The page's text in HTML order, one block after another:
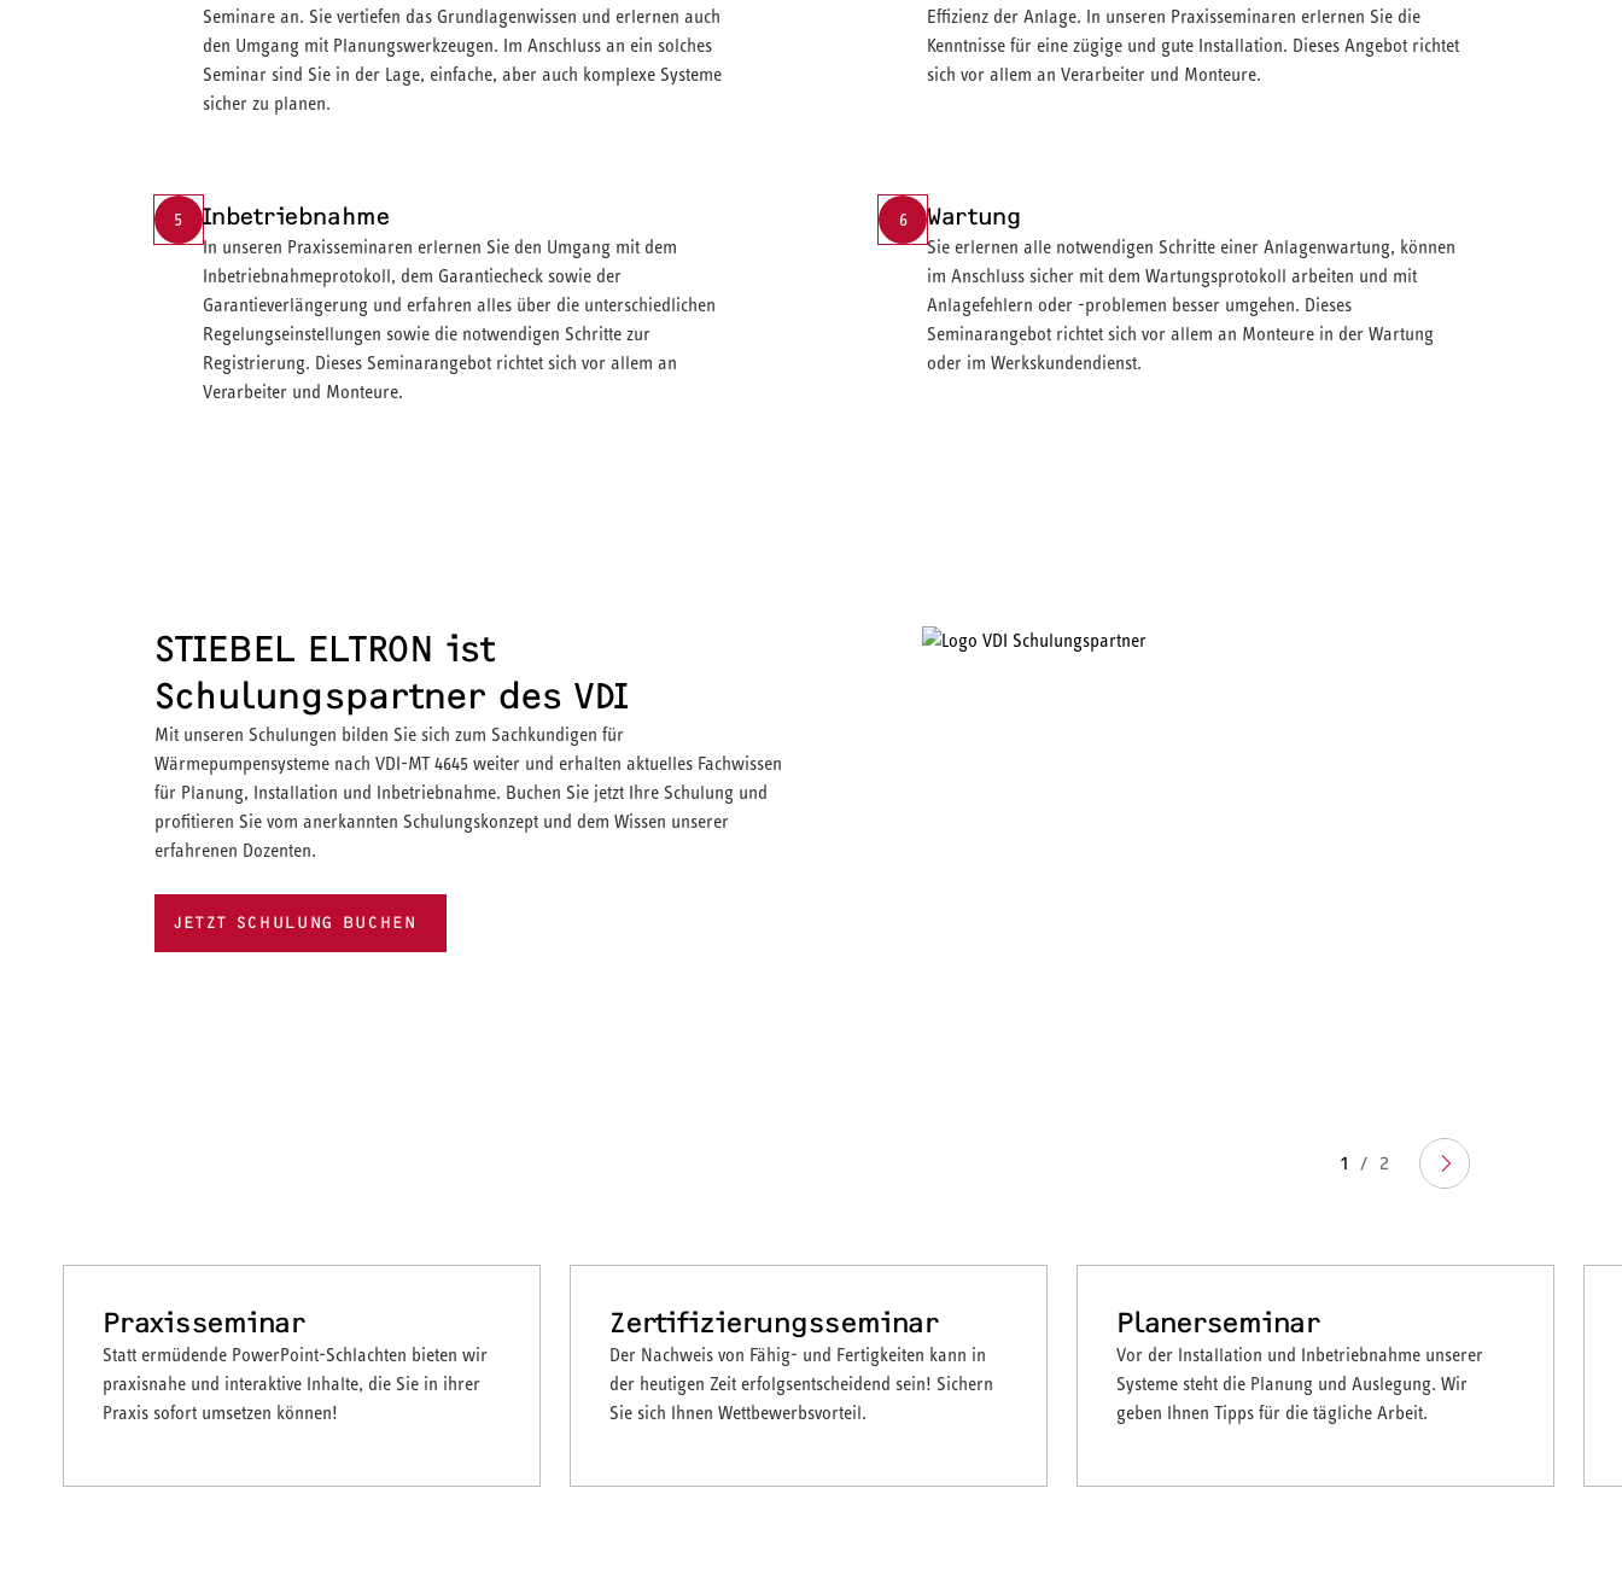
Seminare an. Sie vertiefen das Grundlagenwissen und erlernen auch
den Umgang mit Planungswerkzeugen. Im Anschluss an ein solches
Seminar sind Sie in der Lage, einfache, aber auch komplexe Systeme
sicher zu planen.
Effizienz der Anlage. In unseren Praxisseminaren erlernen Sie die
Kenntnisse für eine zügige und gute Installation. Dieses Angebot richtet
sich vor allem an Verarbeiter und Monteure.
5 Inbetriebnahme
In unseren Praxisseminaren erlernen Sie den Umgang mit dem
Inbetriebnahmeprotokoll, dem Garantiecheck sowie der
Garantieverlängerung und erfahren alles über die unterschiedlichen
Regelungseinstellungen sowie die notwendigen Schritte zur
Registrierung. Dieses Seminarangebot richtet sich vor allem an
Verarbeiter und Monteure.
6 Wartung
Sie erlernen alle notwendigen Schritte einer Anlagenwartung, können
im Anschluss sicher mit dem Wartungsprotokoll arbeiten und mit
Anlagefehlern oder -problemen besser umgehen. Dieses
Seminarangebot richtet sich vor allem an Monteure in der Wartung
oder im Werkskundendienst.
STIEBEL ELTRON ist
Schulungspartner des VDI
Mit unseren Schulungen bilden Sie sich zum Sachkundigen für
Wärmepumpensysteme nach VDI-MT 4645 weiter und erhalten aktuelles Fachwissen
für Planung, Installation und Inbetriebnahme. Buchen Sie jetzt Ihre Schulung und
profitieren Sie vom anerkannten Schulungskonzept und dem Wissen unserer
erfahrenen Dozenten.
JETZT SCHULUNG BUCHEN
1 / 2
Praxisseminar
Statt ermüdende PowerPoint-Schlachten bieten wir
praxisnahe und interaktive Inhalte, die Sie in ihrer
Praxis sofort umsetzen können!
Zertifizierungsseminar
Der Nachweis von Fähig- und Fertigkeiten kann in
der heutigen Zeit erfolgsentscheidend sein! Sichern
Sie sich Ihnen Wettbewerbsvorteil.
Planerseminar
Vor der Installation und Inbetriebnahme unserer
Systeme steht die Planung und Auslegung. Wir
geben Ihnen Tipps für die tägliche Arbeit.